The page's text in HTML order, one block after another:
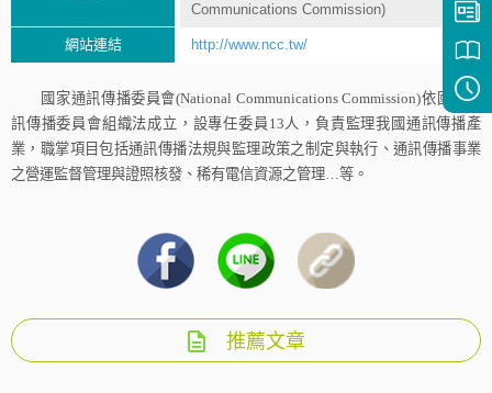
Communications Commission)
網站連結 http://www.ncc.tw/
國家通訊傳播委員會(National Communications Commission)依國家通
訊傳播委員會組織法成立，設專任委員 13人，負責監理我國通訊傳播產
業，職掌項目包括通訊傳播法規與監理政策之制定與執行、通訊傳播事業
之營運監督管理與證照核發、稀有電信資源之管理…等。
推薦文章